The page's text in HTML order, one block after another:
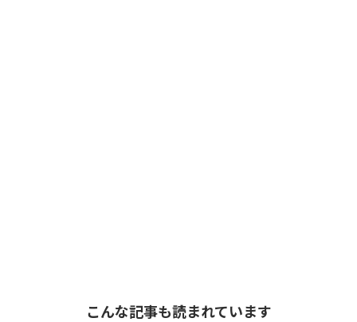
こんな記事も読まれています